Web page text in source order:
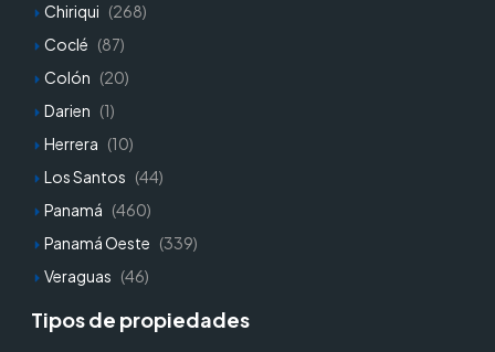
Chiriqui (268)
Coclé (87)
Colón (20)
Darien (1)
Herrera (10)
Los Santos (44)
Panamá (460)
Panamá Oeste (339)
Veraguas (46)
Tipos de propiedades